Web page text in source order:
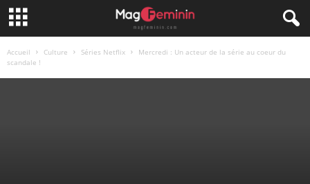
Accueil Culture Séries Netflix
Mercredi : Un acteur de la série au coeur du
scandale !